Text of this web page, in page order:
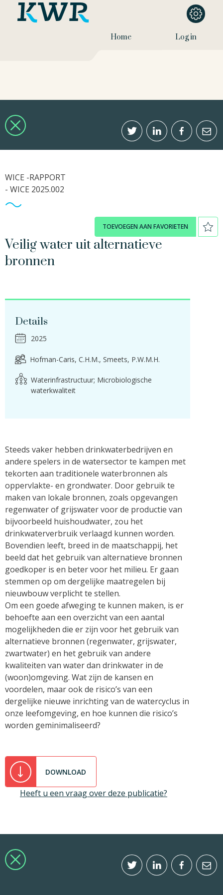
Home Log in
WICE -RAPPORT
- WICE 2025.002
TOEVOEGEN AAN FAVORIETEN
Veilig water uit alternatieve
bronnen
Details
2025
Hofman-Caris, C.H.M. Smeets, P.W.M.H.
Waterinfrastructuur; Microbiologische
waterkwaliteit
Steeds vaker hebben drinkwaterbedrijven en
andere spelers in de watersector te kampen met
tekorten aan traditionele waterbronnen als
oppervlakte- en grondwater. Door gebruik te
maken van lokale bronnen, zoals opgevangen
regenwater of grijswater voor de productie van
bijvoorbeeld huishoudwater, zou het
drinkwaterverbruik verlaagd kunnen worden.
Bovendien leeft, breed in de maatschappij, het
beeld dat het gebruik van alternatieve bronnen
goedkoper is en beter voor het milieu. Er gaan
stemmen op om dergelijke maatregelen bij
nieuwbouw verplicht te stellen.
Om een goede afweging te kunnen maken, is er
behoefte aan een overzicht van een aantal
mogelijkheden die er zijn voor het gebruik van
alternatieve bronnen (regenwater, grijswater,
zwartwater) en het gebruik van andere
kwaliteiten van water dan drinkwater in de
(woon)omgeving. Wat zijn de kansen en
voordelen, maar ook de risico’s van een
dergelijke nieuwe inrichting van de watercyclus in
onze leefomgeving, en hoe kunnen die risico’s
worden geminimaliseerd?
DOWNLOAD
Heeft u een vraag over deze publicatie?